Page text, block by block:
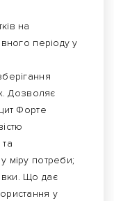
на
періоду у
Дозволяє
Форте
міру потреби;
Що дає
у